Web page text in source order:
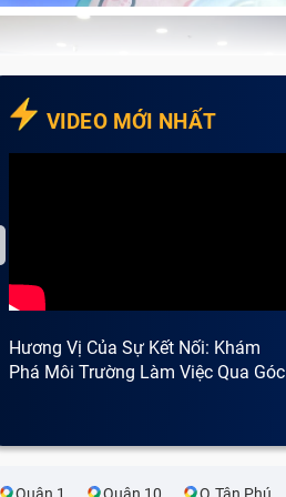
VIDEO MỚI NHẤT
Hương Vị Của Sự Kết Nối: Khám
Phá Môi Trường Làm Việc Qua Góc
Quận 1 Quận 10 Q.Tân Phú